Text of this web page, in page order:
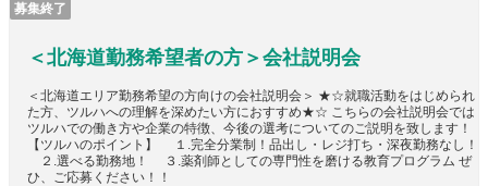
募集終了
＜北海道勤務希望者の方＞会社説明会
＜北海道エリア勤務希望の方向けの会社説明会＞ ★☆就職活動をはじめられ
た方、ツルハへの理解を深めたい方におすすめ★☆ こちらの会社説明会では
ツルハでの働き方や企業の特徴、今後の選考についてのご説明を致します！
【ツルハのポイント】 １.完全分業制！品出し・レジ打ち・深夜勤務なし！
２.選べる勤務地！ ３.薬剤師としての専門性を磨ける教育プログラム ぜ
ひ、ご応募ください！！